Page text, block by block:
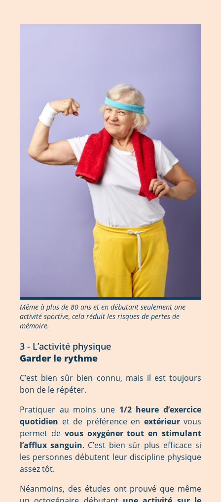
3 - L’activité physique
Garder le rythme
C’est bien sûr bien connu, mais il est toujours
bon de le répéter.
Pratiquer au moins une 1/2 heure d’exercice
quotidien et de préférence en extérieurvous
permet de vous oxygéner tout en stimulant
l’afflux sanguin. C’est bien sûr plus efficace si
les personnes débutent leur discipline physique
assez tôt.
Néanmoins, des études ont prouvé que même
Même à plus de 80 ans et en débutant seulement une
activité sportive, cela réduit les risques de pertes de
mémoire.